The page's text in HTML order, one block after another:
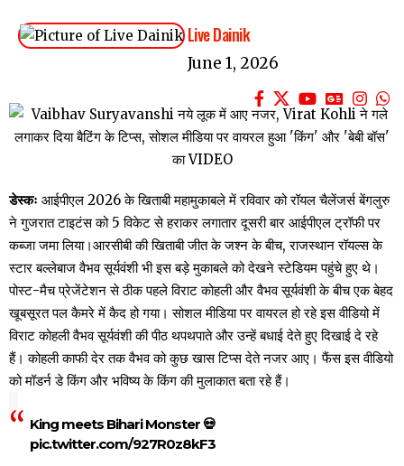
Live Dainik
June 1, 2026
डेस्कः आईपीएल 2026 के खिताबी महामुकाबले में रविवार को रॉयल चैलेंजर्स बेंगलुरु
ने गुजरात टाइटंस को 5 विकेट से हराकर लगातार दूसरी बार आईपीएल ट्रॉफी पर
कब्जा जमा लिया।आरसीबी की खिताबी जीत के जश्न के बीच, राजस्थान रॉयल्स के
स्टार बल्लेबाज वैभव सूर्यवंशी भी इस बड़े मुकाबले को देखने स्टेडियम पहुंचे हुए थे।
पोस्ट-मैच प्रेजेंटेशन से ठीक पहले विराट कोहली और वैभव सूर्यवंशी के बीच एक बेहद
खूबसूरत पल कैमरे में कैद हो गया। सोशल मीडिया पर वायरल हो रहे इस वीडियो में
विराट कोहली वैभव सूर्यवंशी की पीठ थपथपाते और उन्हें बधाई देते हुए दिखाई दे रहे
हैं। कोहली काफी देर तक वैभव को कुछ खास टिप्स देते नजर आए। फैंस इस वीडियो
को मॉडर्न डे किंग और भविष्य के किंग की मुलाकात बता रहे हैं।
King meets Bihari Monster 💀
pic.twitter.com/927R0z8kF3